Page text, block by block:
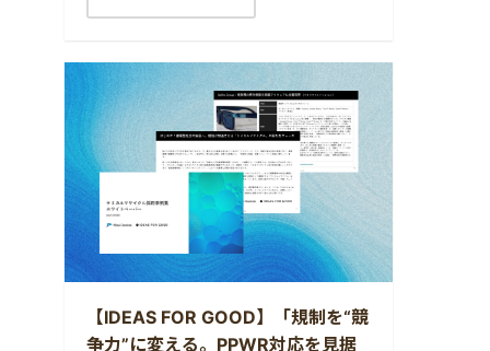
【IDEAS FOR GOOD】「規制を“競
争力”に変える。PPWR対応を見据